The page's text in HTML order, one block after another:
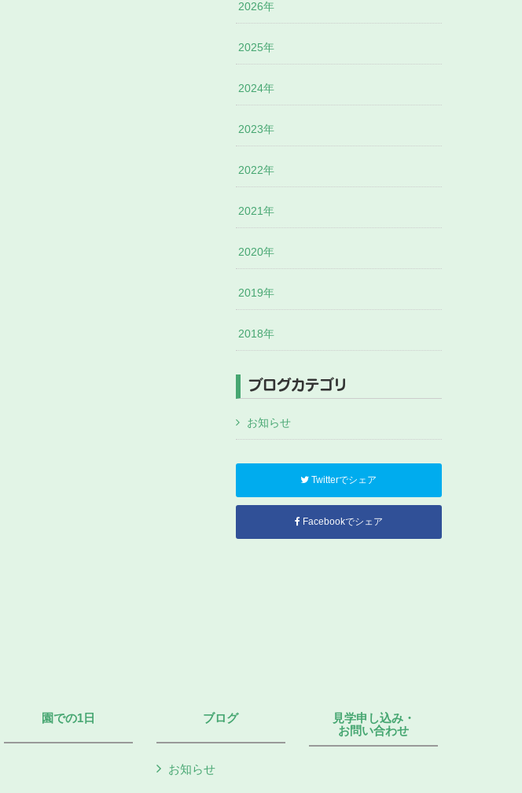
2026年
2025年
2024年
2023年
2022年
2021年
2020年
2019年
2018年
ブログカテゴリ
お知らせ
Twitterでシェア
Facebookでシェア
園での1日 ブログ
お知らせ
見学申し込み・
お問い合わせ